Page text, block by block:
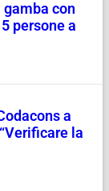
gamba con
persone a
a
la